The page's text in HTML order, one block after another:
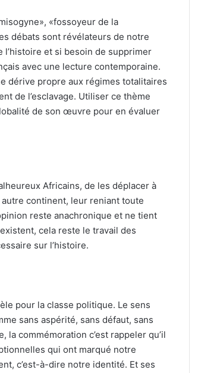
«fossoyeur de la
débats sont révélateurs de notre
et si besoin de supprimer
avec une lecture contemporaine.
dérive propre aux régimes totalitaires
de l’esclavage. Utiliser ce thème
de son œuvre pour en évaluer
Africains, de les déplacer à
continent, leur reniant toute
reste anachronique et ne tient
cela reste le travail des
sur l’histoire.
pour la classe politique. Le sens
sans aspérité, sans défaut, sans
la commémoration c’est rappeler qu’il
qui ont marqué notre
c’est-à-dire notre identité. Et ses